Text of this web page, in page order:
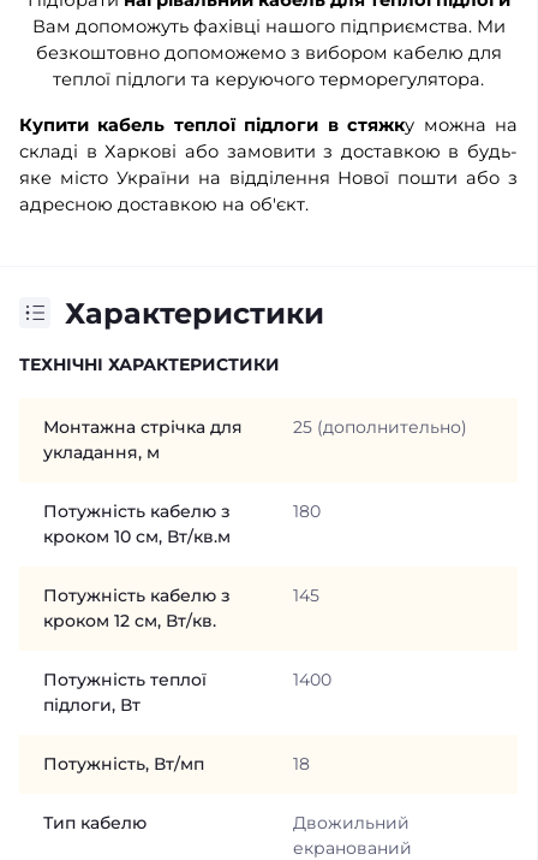
Вам допоможуть фахівці нашого підприємства. Ми
безкоштовно допоможемо з вибором кабелю для
теплої підлоги та керуючого терморегулятора.
Купити кабель теплої підлоги в стяжку можна на
складі в Харкові або замовити з доставкою в будь-
яке місто України на відділення Нової пошти або з
адресною доставкою на об'єкт.
Характеристики
ТЕХНІЧНІ ХАРАКТЕРИСТИКИ
Монтажна стрічка для
укладання, м
25 (дополнительно)
Потужність кабелю з
кроком 10 см, Вт/кв.м
180
Потужність кабелю з
кроком 12 см, Вт/кв.
145
Потужність теплої
підлоги, Вт
1400
Потужність, Вт/мп 18
Тип кабелю
Двожильний
екранований